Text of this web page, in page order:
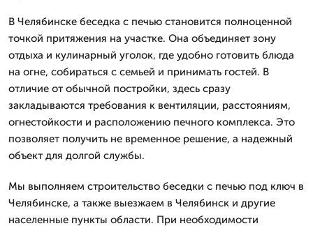
В Челябинске беседка с печью становится полноценной
точкой притяжения на участке. Она объединяет зону
отдыха и кулинарный уголок, где удобно готовить блюда
на огне, собираться с семьей и принимать гостей. В
отличие от обычной постройки, здесь сразу
закладываются требования к вентиляции, расстояниям,
огнестойкости и расположению печного комплекса. Это
позволяет получить не временное решение, а надежный
объект для долгой службы.
Мы выполняем строительство беседки с печью под ключ в
Челябинске, а также выезжаем в Челябинск и другие
населенные пункты области. При необходимости